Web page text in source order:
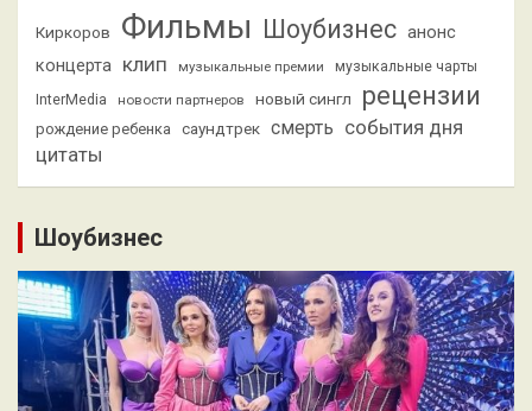
Киркоров Фильмы Шоубизнес анонс
концерта клип музыкальные премии
музыкальные чарты
InterMedia
новости партнеров новый сингл рецензии
рождение ребенка саундтрек смерть события дня
цитаты
Шоубизнес